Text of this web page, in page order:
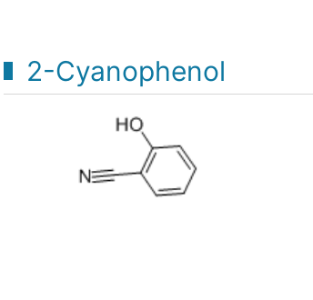
2-Cyanophenol